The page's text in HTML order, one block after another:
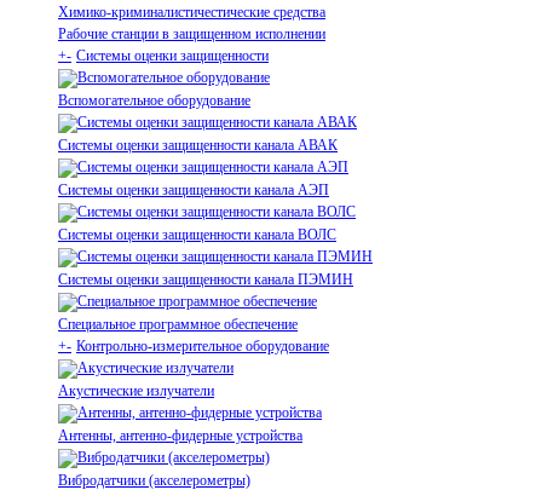
Химико-криминалистичестические средства
Рабочие станции в защищенном исполнении
+- Системы оценки защищенности
Вспомогательное оборудование
Системы оценки защищенности канала АВАК
Системы оценки защищенности канала АЭП
Системы оценки защищенности канала ВОЛС
Системы оценки защищенности канала ПЭМИН
Специальное программное обеспечение
+- Контрольно-измерительное оборудование
Акустические излучатели
Антенны, антенно-фидерные устройства
Вибродатчики (акселерометры)